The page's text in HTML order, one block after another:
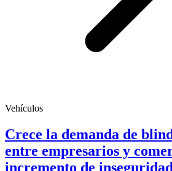
Vehículos
Crece la demanda de
entre empresarios y
incremento de